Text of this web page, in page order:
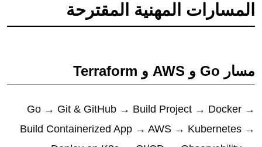
المسارات المهنية المقترحة
مسار Go و AWS و Terraform
Go → Git & GitHub → Build Project → Docker →
Build Containerized App → AWS → Kubernetes →